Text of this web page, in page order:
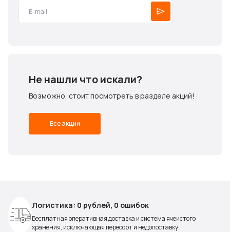
Не нашли что искали?
Возможно, стоит посмотреть в разделе акций!
Все акции
Логистика: 0 рублей, 0 ошибок
Бесплатная оперативная доставка и система ячеистого
хранения, исключающая пересорт и недопоставку.